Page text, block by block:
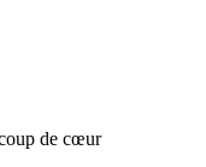
de cœur